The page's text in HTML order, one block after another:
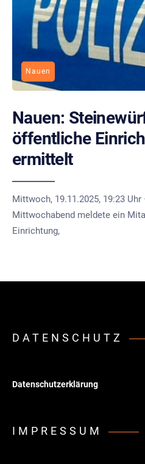
Nauen
Nauen:
öffentliche
ermittelt
Mittwoch, 19.11.2025, 19:23
Mittwochabend meldete ein
Einrichtung,
DATENSCHUTZ
Datenschutzerklärung
IMPRESSUM